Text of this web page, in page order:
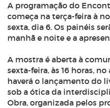
A programação do
começa na terça-feira à
sexta, dia 6. Os painéis
manhã e noite e a
A mostra é aberta à
sexta-feira, às 16 horas,
haverá o lançamento do
sob a ótica da
Obra, organizada pelos